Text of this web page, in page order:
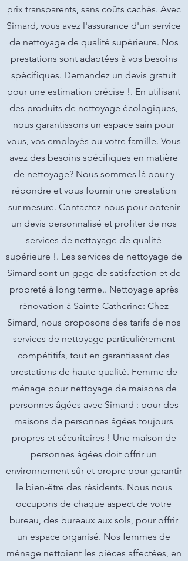
prix transparents, sans coûts cachés. Avec
Simard, vous avez l'assurance d'un service
de nettoyage de qualité supérieure. Nos
prestations sont adaptées à vos besoins
spécifiques. Demandez un devis gratuit
pour une estimation précise !. En utilisant
des produits de nettoyage écologiques,
nous garantissons un espace sain pour
vous, vos employés ou votre famille. Vous
avez des besoins spécifiques en matière
de nettoyage? Nous sommes là pour y
répondre et vous fournir une prestation
sur mesure. Contactez-nous pour obtenir
un devis personnalisé et profiter de nos
services de nettoyage de qualité
supérieure !. Les services de nettoyage de
Simard sont un gage de satisfaction et de
propreté à long terme.. Nettoyage après
rénovation à Sainte-Catherine: Chez
Simard, nous proposons des tarifs de nos
services de nettoyage particulièrement
compétitifs, tout en garantissant des
prestations de haute qualité. Femme de
ménage pour nettoyage de maisons de
personnes âgées avec Simard : pour des
maisons de personnes âgées toujours
propres et sécuritaires ! Une maison de
personnes âgées doit offrir un
environnement sûr et propre pour garantir
le bien-être des résidents. Nous nous
occupons de chaque aspect de votre
bureau, des bureaux aux sols, pour offrir
un espace organisé. Nos femmes de
ménage nettoient les pièces affectées, en